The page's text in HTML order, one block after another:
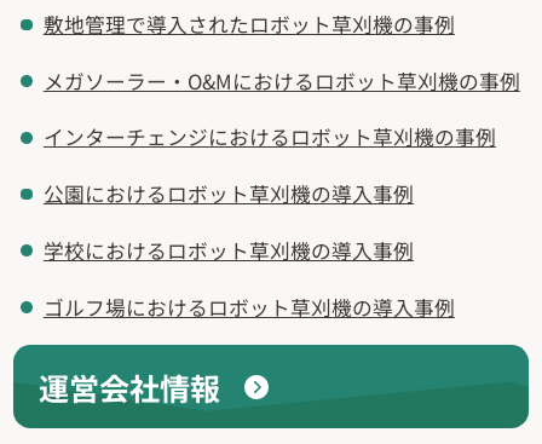
敷地管理で導入されたロボット草刈機の事例
メガソーラー・O&Mにおけるロボット草刈機の事例
インターチェンジにおけるロボット草刈機の事例
公園におけるロボット草刈機の導入事例
学校におけるロボット草刈機の導入事例
ゴルフ場におけるロボット草刈機の導入事例
運営会社情報